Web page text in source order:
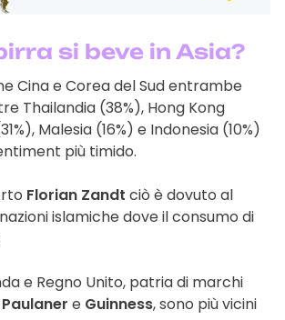
si beve in Asia?
Cina e Corea del Sud entrambe
Thailandia (38%), Hong Kong
Malesia (16%) e Indonesia (10%)
più timido.
Florian Zandt ciò è dovuto al
islamiche dove il consumo di
e Regno Unito, patria di marchi
Paulaner e Guinness, sono più vicini